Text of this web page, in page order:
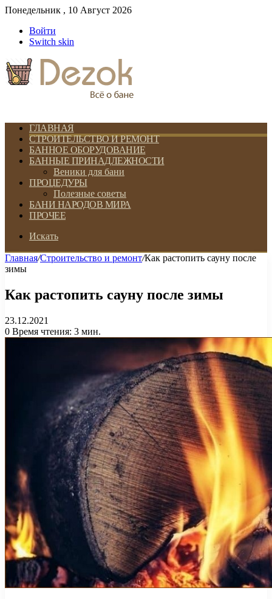
Понедельник , 10 Август 2026
Войти
Switch skin
ГЛАВНАЯ
СТРОИТЕЛЬСТВО И РЕМОНТ
БАННОЕ ОБОРУДОВАНИЕ
БАННЫЕ ПРИНАДЛЕЖНОСТИ
Веники для бани
ПРОЦЕДУРЫ
Полезные советы
БАНИ НАРОДОВ МИРА
ПРОЧЕЕ
Искать
Главная/Строительство и ремонт/Как растопить сауну после
зимы
Как растопить сауну после зимы
23.12.2021
0 Время чтения: 3 мин.